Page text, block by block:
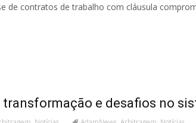
de contratos de trabalho com cláusula
e desafios no